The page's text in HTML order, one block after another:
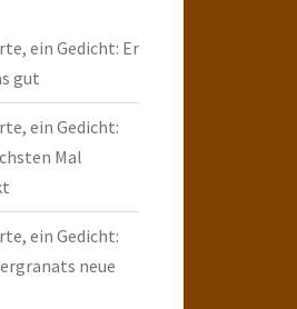
ein Gedicht: Er
gut
ein Gedicht:
Mal
ein Gedicht:
neue